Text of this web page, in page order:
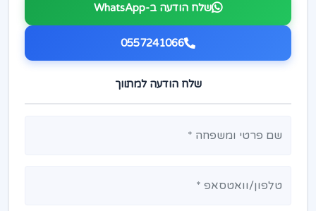
שלח הודעה ב-WhatsApp
0557241066
שלח הודעה למתווך